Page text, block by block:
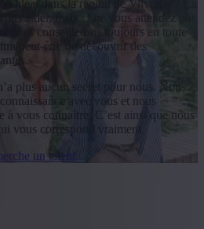
idéal dans la région de Vilvorde ? Ça
aider, mais… ne vous attendez pas
vous conseillerons toujours en toute
peut-être de découvrir des
plus aucun secret pour nous. Nous
avec vous et nous
à vous connaître. C’est ainsi que nous
vous correspond vraiment.
un talent